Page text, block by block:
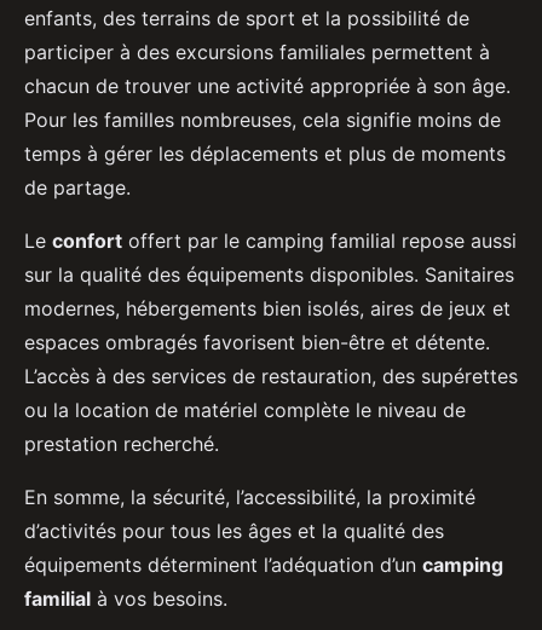
enfants, des terrains de sport et la possibilité de
participer à des excursions familiales permettent à
chacun de trouver une activité appropriée à son âge.
Pour les familles nombreuses, cela signifie moins de
temps à gérer les déplacements et plus de moments
de partage.
Le confort offert par le camping familial repose aussi
sur la qualité des équipements disponibles. Sanitaires
modernes, hébergements bien isolés, aires de jeux et
espaces ombragés favorisent bien-être et détente.
L’accès à des services de restauration, des supérettes
ou la location de matériel complète le niveau de
prestation recherché.
En somme, la sécurité, l’accessibilité, la proximité
d’activités pour tous les âges et la qualité des
équipements déterminent l’adéquation d’un camping
familial à vos besoins.